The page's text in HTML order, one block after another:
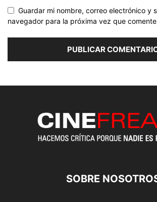
Guardar mi nombre, correo electrónico y
navegador para la próxima vez que
SOBRE